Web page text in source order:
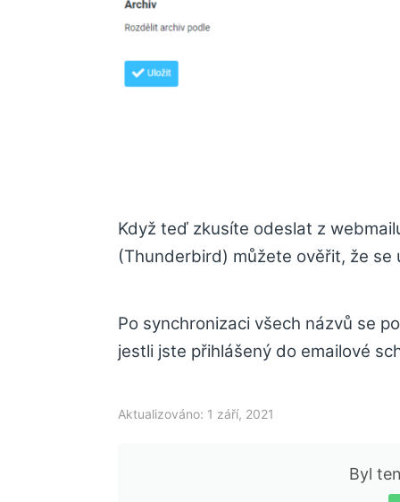
Když teď zkusíte odeslat z
(Thunderbird) můžete ověřit, že
Po synchronizaci všech názvů se
jestli jste přihlášený do emailové
Aktualizováno: 1 září, 2021
Byl